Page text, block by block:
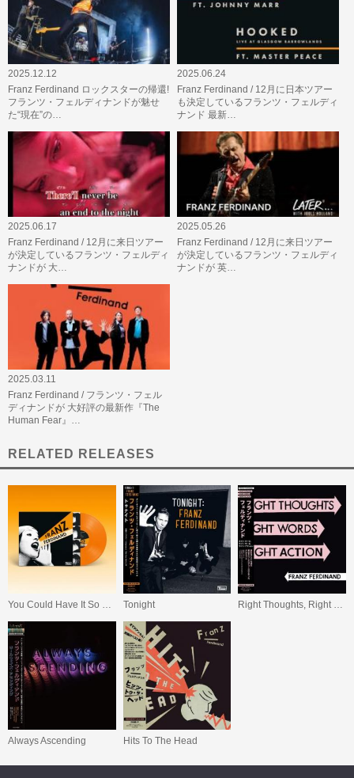
2025.12.12
Franz Ferdinand ロックスターの帰還!
フランツ・フェルディナンドが魅せ
た“現在”の…
2025.06.24
Franz Ferdinand / 12月に日本ツアー
も決定しているフランツ・フェルディ
ナンド 最新…
2025.06.17
Franz Ferdinand / 12月に来日ツアー
が決定しているフランツ・フェルディ
ナンドが 大…
2025.05.26
Franz Ferdinand / 12月に来日ツアー
が決定しているフランツ・フェルディ
ナンドが 英…
2025.03.11
Franz Ferdinand / フランツ・フェル
ディナンドが 大好評の最新作『The
Human Fear』…
RELATED RELEASES
You Could Have It So Much Better (20th Anniversary Edition) Tonight Right Thoughts, Right Words, Right Action
Always Ascending Hits To The Head